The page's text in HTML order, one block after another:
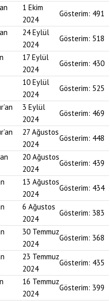
1 Ekim
2024
Gösterim: 491
24 Eylül
2024
Gösterim: 518
17 Eylül
2024
Gösterim: 430
10 Eylül
2024
Gösterim: 525
3 Eylül
2024
Gösterim: 469
27 Ağustos
2024
Gösterim: 448
20 Ağustos
2024
Gösterim: 439
13 Ağustos
2024
Gösterim: 434
6 Ağustos
2024
Gösterim: 383
30 Temmuz
2024
Gösterim: 368
23 Temmuz
2024
Gösterim: 435
16 Temmuz
2024
Gösterim: 399